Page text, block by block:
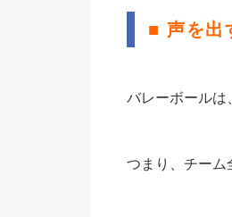
■ 声を出
バレーボールは
つまり、チーム